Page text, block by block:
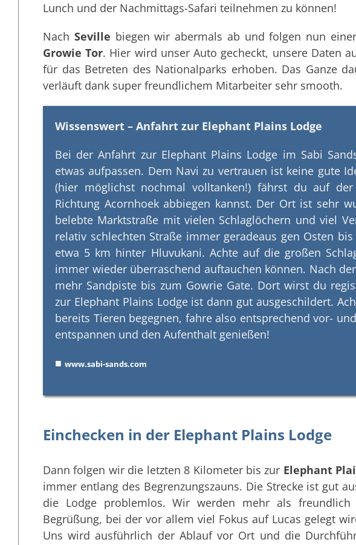
Lunch und der Nachmittags-Safari teilnehmen zu können!
Nach Seville biegen wir abermals ab und folgen nun
Growie Tor. Hier wird unser Auto gecheckt, unsere Daten
für das Betreten des Nationalparks erhoben. Das Ganze
verläuft dank super freundlichem Mitarbeiter sehr smooth.
Wissenswert – Anfahrt zur Elephant Plains Lodge
Bei der Anfahrt zur Elephant Plains Lodge im Sabi
etwas aufpassen. Dem Navi zu vertrauen ist keine gute
(hier möglichst nochmal volltanken!) fährst du auf
Richtung Acornhoek abbiegen kannst. Der Ort ist sehr
belebte Marktstraße mit vielen Schlaglöchern und viel
relativ schlechten Straße immer geradeaus gen Osten
etwa 5 km hinter Hluvukani. Achte auf die großen
immer wieder überraschend auftauchen können. Nach
mehr Sandpiste bis zum Gowrie Gate. Dort wirst du
zur Elephant Plains Lodge ist dann gut ausgeschildert.
bereits Tieren begegnen, fahre also entsprechend vor-
entspannen und den Aufenthalt genießen!
■ www.sabi-sands.com
Einchecken in der Elephant Plains Lodge
Dann folgen wir die letzten 8 Kilometer bis zur Elephant
immer entlang des Begrenzungszauns. Die Strecke ist gut
die Lodge problemlos. Wir werden mehr als freundlich
Begrüßung, bei der vor allem viel Fokus auf Lucas gelegt
Uns wird ausführlich der Ablauf vor Ort und die